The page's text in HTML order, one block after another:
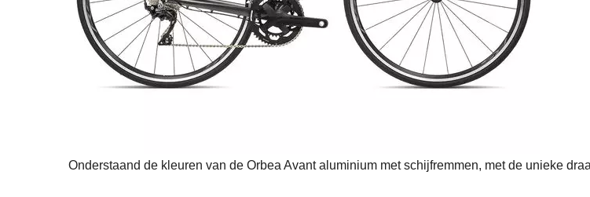
Onderstaand de kleuren van de Orbea Avant aluminium met schijfremmen, met de unieke